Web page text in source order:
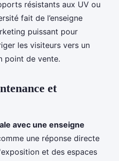
résistants aux UV ou
fait de l’enseigne
puissant pour
les visiteurs vers un
point de vente.
et
avec une enseigne
une réponse directe
et des espaces